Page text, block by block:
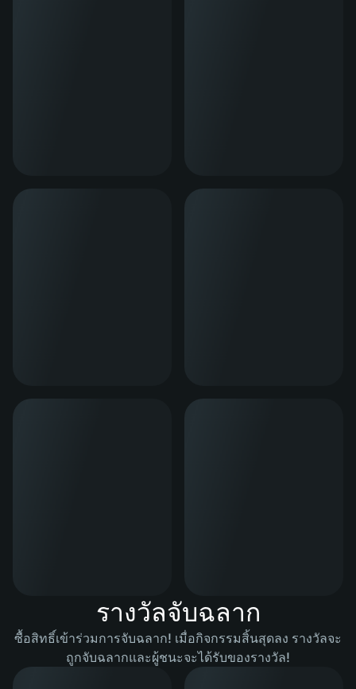
รางวัลจับฉลาก
ซื้อสิทธิ์เข้าร่วมการจับฉลาก! เมื่อกิจกรรมสิ้นสุดลง รางวัลจะ
ถูกจับฉลากและผู้ชนะจะได้รับของรางวัล!